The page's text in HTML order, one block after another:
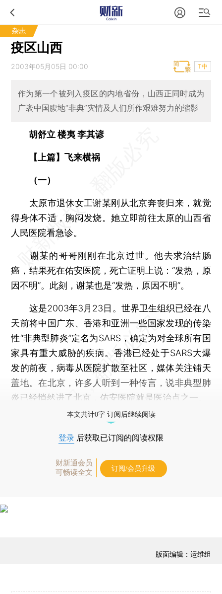
杂志
疫区山西
2003年05月05日 00:00 T中
作为第一个被列入疫区的内地省份，山西正同时成为
广袤中国腹地“非典”灾情及人们所作艰难努力的缩影
胡舒立 楼夷 李其谚
【上篇】飞来横祸
（一）
太原市退休女工谢某刚从北京奔丧归来，就觉
得身体不适，胸闷发烧。她立即前往太原的山西省
人民医院看急诊。
谢某的哥哥刚刚在北京过世。他去求治结肠
癌，结果死在佑安医院，死亡证明上说：“发热，原
因不明”。此刻，谢某也是“发热，原因不明”。
这是2003年3月23日。世界卫生组织已经在八
天前将中国广东、香港和亚洲一些国家发现的传染
性“非典型肺炎”定名为SARS，确定为对全球所有国
家具有重大威胁的疾病。香港已经处于SARS大爆
发的前夜，病毒从医院扩散至社区，媒体关注铺天
盖地。在北京，许多人听到一种传言，说非典型肺
炎已经悄然进了北京，佑安医院就是医治点之一。
本文共计0字 订阅后继续阅读
登录 后获取已订阅的阅读权限
财新通会员
可畅读全文
订阅/会员升级
版面编辑：运维组